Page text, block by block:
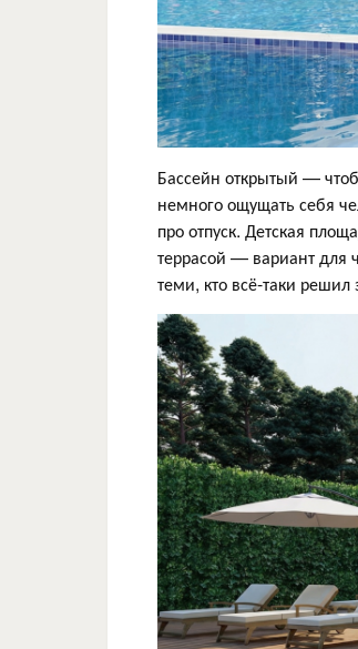
Бассейн открытый —
немного ощущать себя
про отпуск. Детская
террасой — вариант для
теми, кто всё-таки